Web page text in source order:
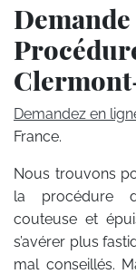
Demandez en
France.
Nous trouvons
la procédure
couteuse et
s’avérer plus
mal conseillés.